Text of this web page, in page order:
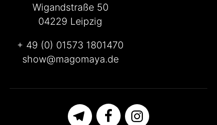
Wigandstraße 50
04229 Leipzig
+ 49 (0) 01573 1801470
show@magomaya.de